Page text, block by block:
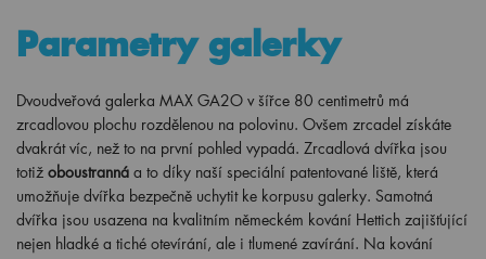
Parametry galerky
Dvoudveřová galerka MAX GA2O v šířce 80 centimetrů má
zrcadlovou plochu rozdělenou na polovinu. Ovšem zrcadel získáte
dvakrát víc, než to na první pohled vypadá. Zrcadlová dvířka jsou
totiž oboustranná a to díky naší speciální patentované liště, která
umožňuje dvířka bezpečně uchytit ke korpusu galerky. Samotná
dvířka jsou usazena na kvalitním německém kování Hettich zajišťující
nejen hladké a tiché otevírání, ale i tlumené zavírání. Na kování